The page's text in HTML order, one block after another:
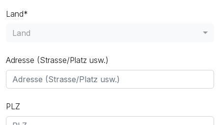
Land*
Land
Adresse (Strasse/Platz usw.)
PLZ